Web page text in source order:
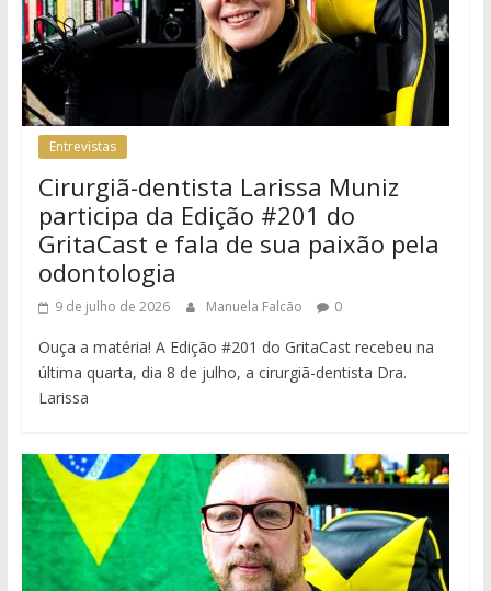
Entrevistas
Cirurgiã-dentista Larissa Muniz
participa da Edição #201 do
GritaCast e fala de sua paixão pela
odontologia
9 de julho de 2026 Manuela Falcão 0
Ouça a matéria! A Edição #201 do GritaCast recebeu na
última quarta, dia 8 de julho, a cirurgiã-dentista Dra.
Larissa